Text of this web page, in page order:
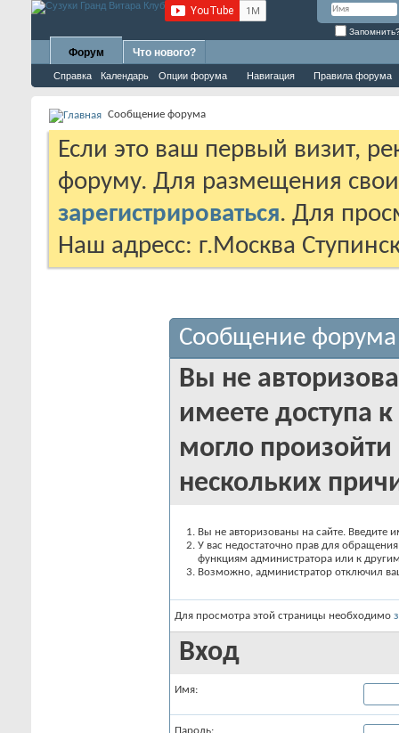
Форум
Справка Календарь Опции форума Навигация Правила форума
Что нового?
Сообщение форума
Если это ваш первый визит,
форуму. Для размещения
зарегистрироваться. Для
Наш адресс: г.Москва
Сообщение форума
Вы не
имеете доступа
могло
нескольких
Вы не авторизованы на сайте. Введите
У вас недостаточно прав для
функциям администратора или к
Возможно, администратор отключил
Для просмотра этой страницы необходимо
Вход
Имя: